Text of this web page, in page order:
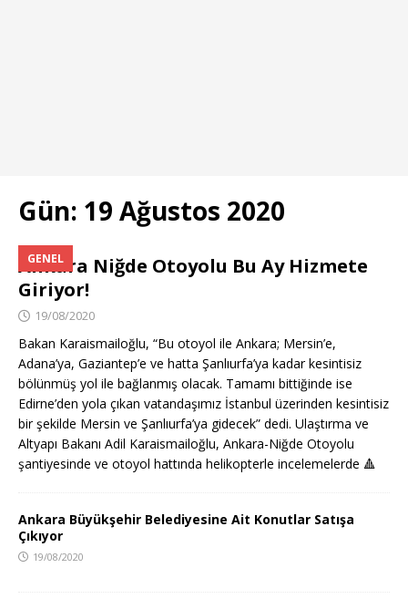
Gün: 19 Ağustos 2020
GENEL
Ankara Niğde Otoyolu Bu Ay Hizmete
Giriyor!
19/08/2020
Bakan Karaismailoğlu, “Bu otoyol ile Ankara; Mersin’e,
Adana’ya, Gaziantep’e ve hatta Şanlıurfa’ya kadar kesintisiz
bölünmüş yol ile bağlanmış olacak. Tamamı bittiğinde ise
Edirne’den yola çıkan vatandaşımız İstanbul üzerinden kesintisiz
bir şekilde Mersin ve Şanlıurfa’ya gidecek” dedi. Ulaştırma ve
Altyapı Bakanı Adil Karaismailoğlu, Ankara-Niğde Otoyolu
şantiyesinde ve otoyol hattında helikopterle incelemelerde 🔺
Ankara Büyükşehir Belediyesine Ait Konutlar Satışa
Çıkıyor
19/08/2020